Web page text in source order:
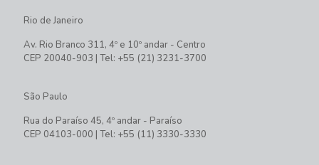
Rio de Janeiro
Av. Rio Branco 311, 4º e 10º andar - Centro
CEP 20040-903 | Tel: +55 (21) 3231-3700
São Paulo
Rua do Paraíso 45, 4º andar - Paraíso
CEP 04103-000 | Tel: +55 (11) 3330-3330